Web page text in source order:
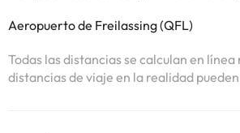
Aeropuerto de Freilassing (QFL)
Todas las distancias se calculan en línea
distancias de viaje en la realidad